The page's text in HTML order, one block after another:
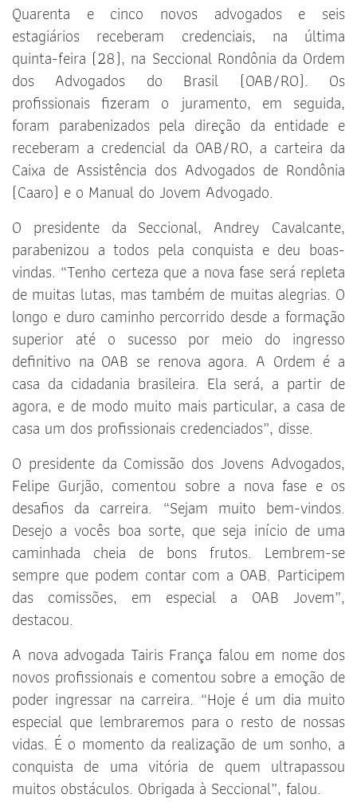
Quarenta e cinco novos advogados e seis
estagiários receberam credenciais, na última
quinta-feira (28), na Seccional Rondônia da Ordem
dos Advogados do Brasil (OAB/RO). Os
profissionais fizeram o juramento, em seguida,
foram parabenizados pela direção da entidade e
receberam a credencial da OAB/RO, a carteira da
Caixa de Assistência dos Advogados de Rondônia
(Caaro) e o Manual do Jovem Advogado.
O presidente da Seccional, Andrey Cavalcante,
parabenizou a todos pela conquista e deu boas-
vindas. “Tenho certeza que a nova fase será repleta
de muitas lutas, mas também de muitas alegrias. O
longo e duro caminho percorrido desde a formação
superior até o sucesso por meio do ingresso
definitivo na OAB se renova agora. A Ordem é a
casa da cidadania brasileira. Ela será, a partir de
agora, e de modo muito mais particular, a casa de
casa um dos profissionais credenciados”, disse.
O presidente da Comissão dos Jovens Advogados,
Felipe Gurjão, comentou sobre a nova fase e os
desafios da carreira. “Sejam muito bem-vindos.
Desejo a vocês boa sorte, que seja início de uma
caminhada cheia de bons frutos. Lembrem-se
sempre que podem contar com a OAB. Participem
das comissões, em especial a OAB Jovem”,
destacou.
A nova advogada Tairis França falou em nome dos
novos profissionais e comentou sobre a emoção de
poder ingressar na carreira. “Hoje é um dia muito
especial que lembraremos para o resto de nossas
vidas. É o momento da realização de um sonho, a
conquista de uma vitória de quem ultrapassou
muitos obstáculos. Obrigada à Seccional”, falou.